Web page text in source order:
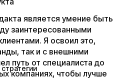
является умение быть
заинтересованными
Я освоил это,
так и с внешними
путь от специалиста до
компаниях, чтобы лучше